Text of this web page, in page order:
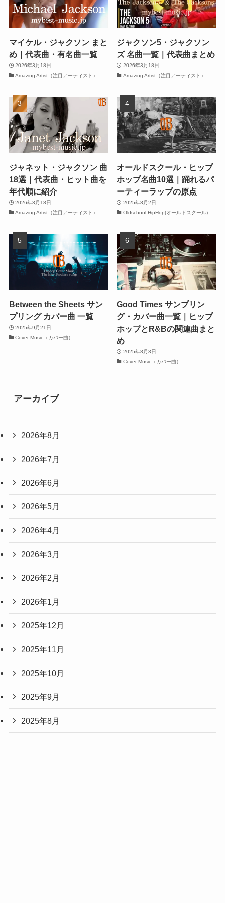
マイケル・ジャクソン まと
め｜代表曲・有名曲一覧
2026年3月18日
Amazing Artist（注目アーティスト）
ジャクソン5・ジャクソン
ズ 名曲一覧｜代表曲まとめ
2026年3月18日
Amazing Artist（注目アーティスト）
ジャネット・ジャクソン 曲
18選｜代表曲・ヒット曲を
年代順に紹介
2026年3月18日
Amazing Artist（注目アーティスト）
オールドスクール・ヒップ
ホップ名曲10選｜踊れるパ
ーティーラップの原点
2025年8月2日
Oldschool-HipHop(オールドスクール)
Between the Sheets サン
プリング カバー曲 一覧
2025年9月21日
Cover Music（カバー曲）
Good Times サンプリン
グ・カバー曲一覧｜ヒップ
ホップとR&Bの関連曲まと
め
2025年8月3日
Cover Music（カバー曲）
アーカイブ
2026年8月
2026年7月
2026年6月
2026年5月
2026年4月
2026年3月
2026年2月
2026年1月
2025年12月
2025年11月
2025年10月
2025年9月
2025年8月